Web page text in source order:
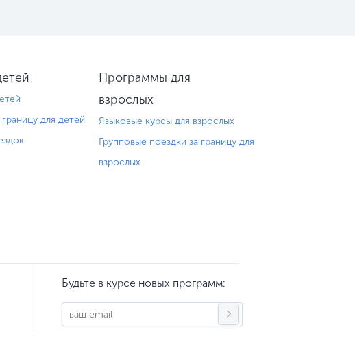
для детей
Программы для
взрослых
Языковые курсы для взрослых
Групповые поездки за границу для
взрослых
Будьте в курсе новых программ: